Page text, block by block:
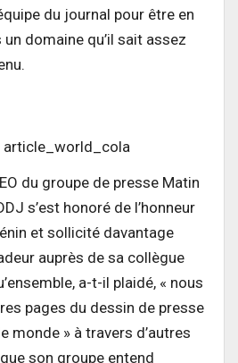
du journal pour être en
un domaine qu’il sait assez
du groupe de presse Matin
s’est honoré de l’honneur
et sollicité davantage
auprès de sa collègue
a-t-il plaidé, « nous
pages du dessin de presse
monde » à travers d’autres
son groupe entend